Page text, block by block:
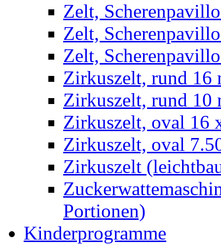
Zelt,
Zelt,
Zelt,
Zirkuszelt, rund 16
Zirkuszelt, rund 10
Zirkuszelt, oval 16
Zirkuszelt, oval
Zirkuszelt
Portionen)
Kinderprogramme